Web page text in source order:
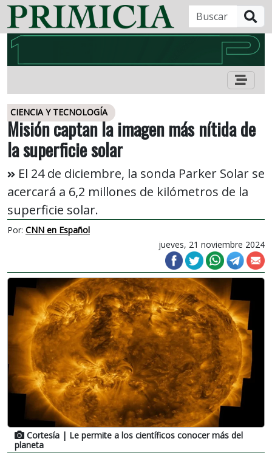
CIENCIA Y TECNOLOGÍA
Misión captan la imagen más nítida de
la superficie solar
El 24 de diciembre, la sonda Parker Solar se
acercará a 6,2 millones de kilómetros de la
superficie solar.
Por: CNN en Español
jueves, 21 noviembre 2024
Cortesía | Le permite a los científicos conocer más del
planeta